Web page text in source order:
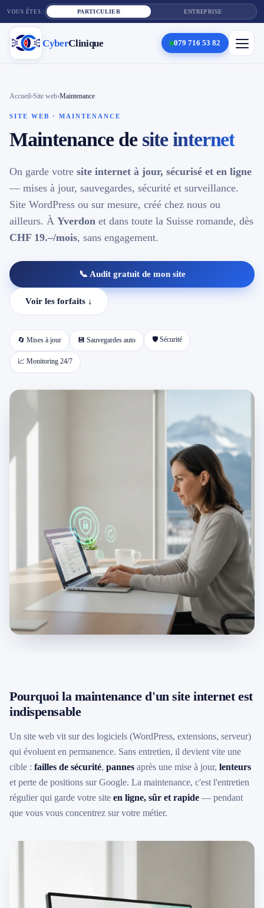
VOUS ÊTES : PARTICULIER ENTREPRISE
CyberClinique 079 716 53 82
Services
Tarifs
Contact
📱 Réparation téléphone par marque
Région d'Yverdon 6
4
2
→ Toutes les zones d'intervention (21 villes)
079 716 53 82
Accueil›Site web›Maintenance
SITE WEB · MAINTENANCE
Maintenance de site internet
On garde votre site internet à jour, sécurisé et en ligne
— mises à jour, sauvegardes, sécurité et surveillance.
Site WordPress ou sur mesure, créé chez nous ou
ailleurs. À Yverdon et dans toute la Suisse romande, dès
CHF 19.–/mois, sans engagement.
📞 Audit gratuit de mon site
Voir les forfaits ↓
🔄 Mises à jour 💾 Sauvegardes auto 🛡️ Sécurité
📈 Monitoring 24/7
Pourquoi la maintenance d'un site internet est
indispensable
Un site web vit sur des logiciels (WordPress, extensions, serveur)
qui évoluent en permanence. Sans entretien, il devient vite une
cible : failles de sécurité, pannes après une mise à jour, lenteurs
et perte de positions sur Google. La maintenance, c'est l'entretien
régulier qui garde votre site en ligne, sûr et rapide — pendant
que vous vous concentrez sur votre métier.